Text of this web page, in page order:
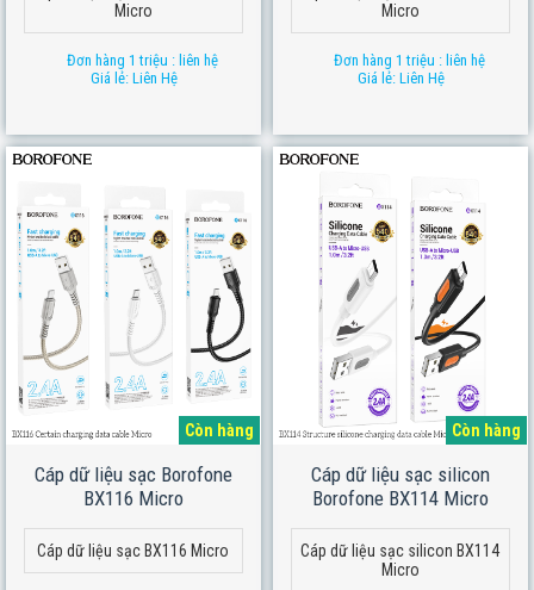
Micro
Đơn hàng 1 triệu : liên hệ
Giá lẻ: Liên Hệ
Micro
Đơn hàng 1 triệu : liên hệ
Giá lẻ: Liên Hệ
Còn hàng
Cáp dữ liệu sạc Borofone
BX116 Micro
Cáp dữ liệu sạc BX116 Micro
Còn hàng
Cáp dữ liệu sạc silicon
Borofone BX114 Micro
Cáp dữ liệu sạc silicon BX114
Micro